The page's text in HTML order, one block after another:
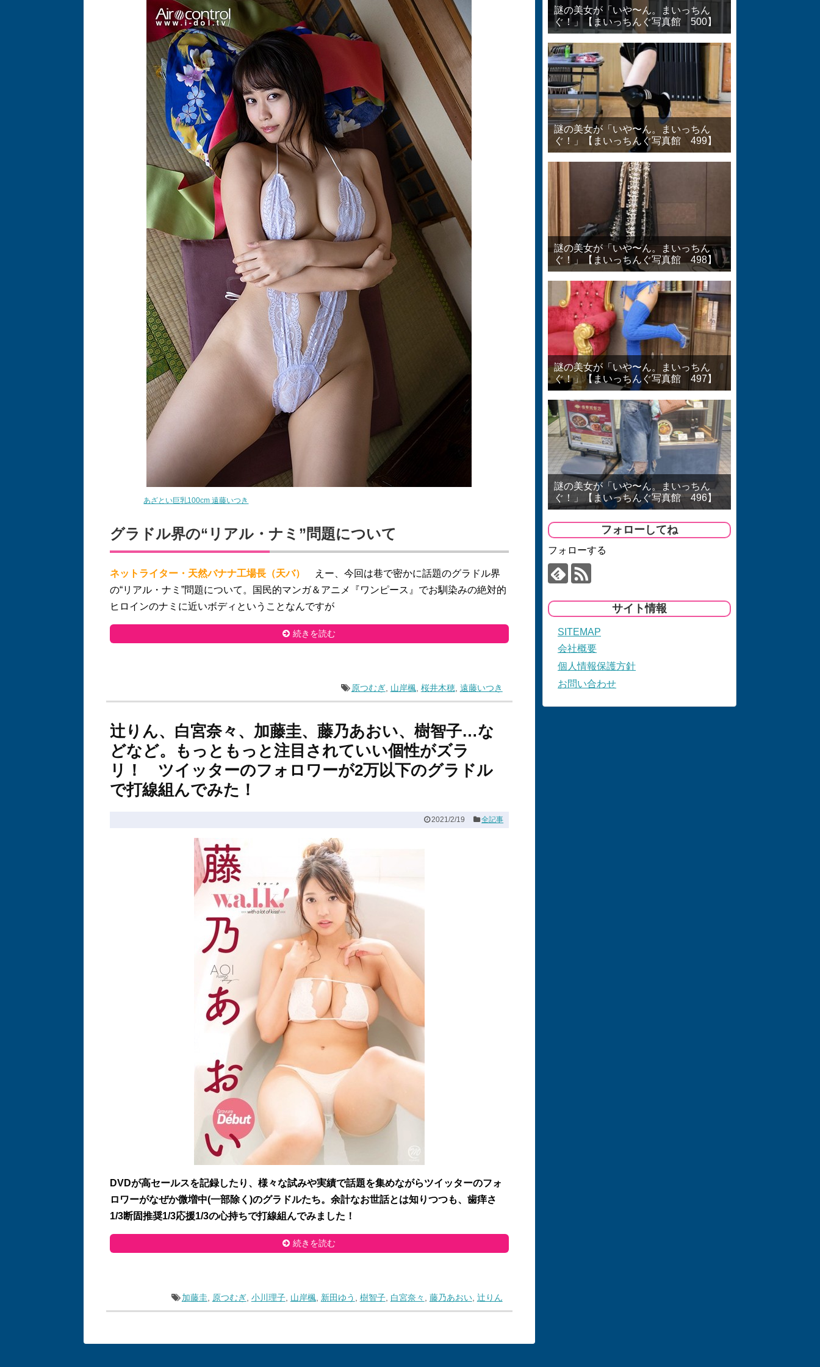
あざとい巨乳100cm 遠藤いつき
グラドル界の“リアル・ナミ”問題について
ネットライター・天然バナナ工場長（天バ）
えー、今回は巷で密かに話題のグラドル界
の“リアル・ナミ”問題について。国民的マンガ＆アニメ『ワンピース』でお馴染みの絶対的
ヒロインのナミに近いボディということなんですが
続きを読む
原つむぎ, 山岸楓, 桜井木穂, 遠藤いつき
辻りん、白宮奈々、加藤圭、藤乃あおい、樹智子…な
どなど。もっともっと注目されていい個性がズラ
リ！ ツイッターのフォロワーが2万以下のグラドル
で打線組んでみた！
2021/2/19 全記事
DVDが高セールスを記録したり、様々な試みや実績で話題を集めながらツイッターのフォ
ロワーがなぜか微増中(一部除く)のグラドルたち。余計なお世話とは知りつつも、歯痒さ
1/3断固推奨1/3応援1/3の心持ちで打線組んでみました！
続きを読む
加藤圭 原つむぎ, 小川理子, 山岸楓, 新田ゆう 樹智子, 白宮奈々 藤乃あおい, 辻りん
謎の美女が「いや〜ん。まいっちん
ぐ！」【まいっちんぐ写真館 500】
謎の美女が「いや〜ん。まいっちん
ぐ！」【まいっちんぐ写真館 499】
謎の美女が「いや〜ん。まいっちん
ぐ！」【まいっちんぐ写真館 498】
謎の美女が「いや〜ん。まいっちん
ぐ！」【まいっちんぐ写真館 497】
謎の美女が「いや〜ん。まいっちん
ぐ！」【まいっちんぐ写真館 496】
フォローしてね
フォローする
サイト情報
SITEMAP
会社概要
個人情報保護方針
お問い合わせ